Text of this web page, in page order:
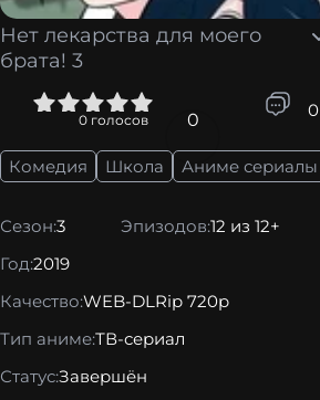
Нет лекарства для моего
брата! 3
0 голосов 0 0
Комедия Школа Аниме сериалы
Сезон:3 Эпизодов:12 из 12+
Год:2019
Качество:WEB-DLRip 720p
Тип аниме:ТВ-сериал
Статус:Завершён